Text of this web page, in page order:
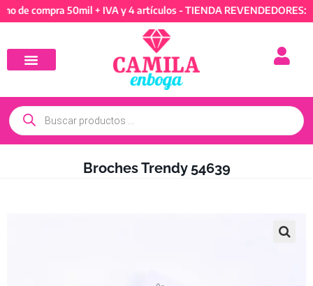
de compra 50mil + IVA y 4 artículos - TIENDA REVENDEDORES:
Broches Trendy 54639